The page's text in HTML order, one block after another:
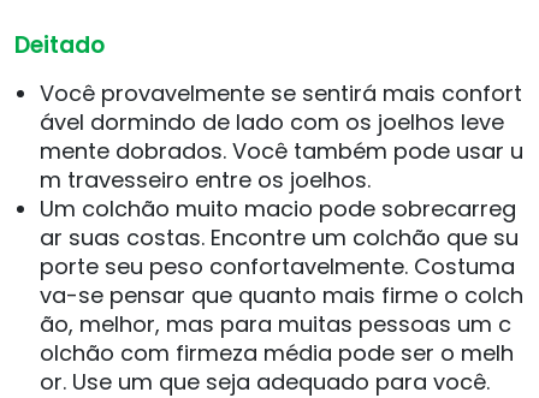
Deitado
Você provavelmente se sentirá mais confort
ável dormindo de lado com os joelhos leve
mente dobrados. Você também pode usar u
m travesseiro entre os joelhos.
Um colchão muito macio pode sobrecarreg
ar suas costas. Encontre um colchão que su
porte seu peso confortavelmente. Costuma
va-se pensar que quanto mais firme o colch
ão, melhor, mas para muitas pessoas um c
olchão com firmeza média pode ser o melh
or. Use um que seja adequado para você.